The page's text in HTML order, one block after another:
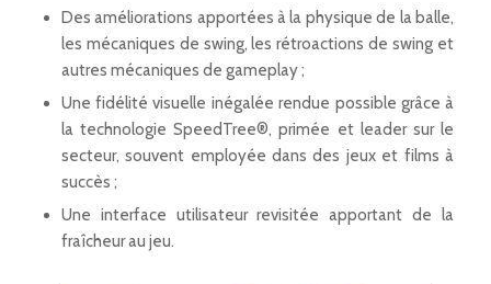
Des améliorations apportées à la physique de la balle,
les mécaniques de swing, les rétroactions de swing et
autres mécaniques de gameplay ;
Une fidélité visuelle inégalée rendue possible grâce à
la technologie SpeedTree®, primée et leader sur le
secteur, souvent employée dans des jeux et films à
succès ;
Une interface utilisateur revisitée apportant de la
fraîcheur au jeu.